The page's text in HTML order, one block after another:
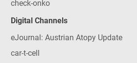
check-onko
Digital Channels
eJournal: Austrian Atopy Update
car-t-cell